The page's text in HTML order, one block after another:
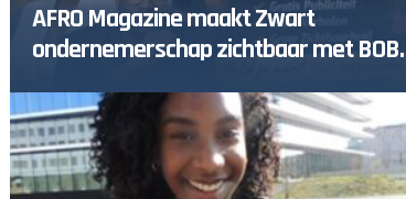
AFRO Magazine maakt Zwart
ondernemerschap zichtbaar met BOB